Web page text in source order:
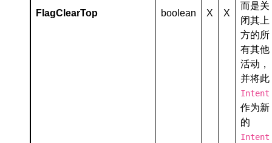
FlagClearTop boolean X X
而是关
闭其上
方的所
有其他
活动，
并将此
Intent
作为新
的
Intent